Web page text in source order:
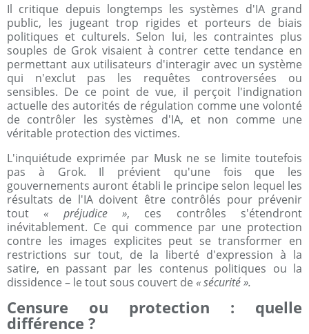
Il critique depuis longtemps les systèmes d'IA grand
public, les jugeant trop rigides et porteurs de biais
politiques et culturels. Selon lui, les contraintes plus
souples de Grok visaient à contrer cette tendance en
permettant aux utilisateurs d'interagir avec un système
qui n'exclut pas les requêtes controversées ou
sensibles. De ce point de vue, il perçoit l'indignation
actuelle des autorités de régulation comme une volonté
de contrôler les systèmes d'IA, et non comme une
véritable protection des victimes.
L'inquiétude exprimée par Musk ne se limite toutefois
pas à Grok. Il prévient qu'une fois que les
gouvernements auront établi le principe selon lequel les
résultats de l'IA doivent être contrôlés pour prévenir
tout « préjudice », ces contrôles s'étendront
inévitablement. Ce qui commence par une protection
contre les images explicites peut se transformer en
restrictions sur tout, de la liberté d'expression à la
satire, en passant par les contenus politiques ou la
dissidence – le tout sous couvert de « sécurité ».
Censure ou protection : quelle
différence ?